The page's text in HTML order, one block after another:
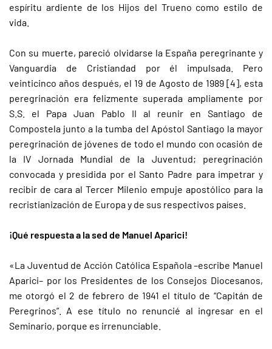
espíritu ardiente de los Hijos del Trueno como estilo de
vida.
Con su muerte, pareció olvidarse la España peregrinante y
Vanguardia de Cristiandad por él impulsada. Pero
veinticinco años después, el 19 de Agosto de 1989 [4], esta
peregrinación era felizmente superada ampliamente por
S.S. el Papa Juan Pablo II al reunir en Santiago de
Compostela junto a la tumba del Apóstol Santiago la mayor
peregrinación de jóvenes de todo el mundo con ocasión de
la IV Jornada Mundial de la Juventud; peregrinación
convocada y presidida por el Santo Padre para impetrar y
recibir de cara al Tercer Milenio empuje apostólico para la
recristianización de Europa y de sus respectivos países.
¡Qué respuesta a la sed de Manuel Aparici!
«La Juventud de Acción Católica Española –escribe Manuel
Aparici– por los Presidentes de los Consejos Diocesanos,
me otorgó el 2 de febrero de 1941 el título de “Capitán de
Peregrinos”. A ese título no renuncié al ingresar en el
Seminario, porque es irrenunciable.